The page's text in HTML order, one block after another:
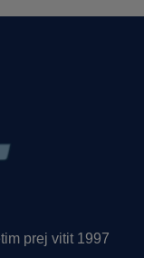
prej vitit 1997